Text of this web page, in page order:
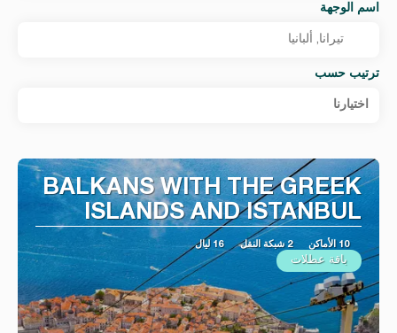
اسم الوجهة
ترتيب حسب
اختيارنا
BALKANS WITH THE GREEK
ISLANDS AND ISTANBUL
10 الأماكن 2 شبكة النقل 16 ليال
باقة عطلات